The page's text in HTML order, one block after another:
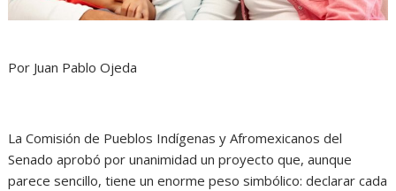
Por Juan Pablo Ojeda
La Comisión de Pueblos Indígenas y Afromexicanos del
Senado aprobó por unanimidad un proyecto que, aunque
parece sencillo, tiene un enorme peso simbólico: declarar cada